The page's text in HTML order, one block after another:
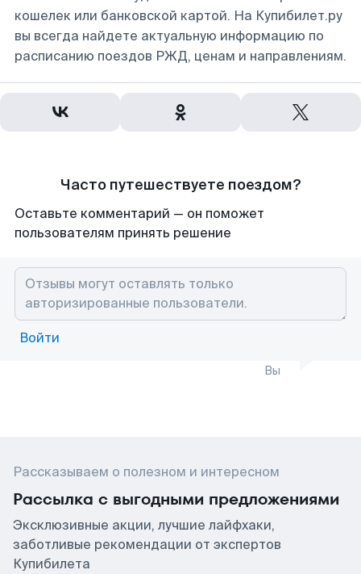
кошелек или банковской картой. На Купибилет.ру
вы всегда найдете актуальную информацию по
расписанию поездов РЖД, ценам и направлениям.
Часто путешествуете поездом?
Оставьте комментарий — он поможет
пользователям принять решение
Войти
Вы
Рассказываем о полезном и интересном
Рассылка с выгодными предложениями
Эксклюзивные акции, лучшие лайфхаки,
заботливые рекомендации от экспертов
Купибилета